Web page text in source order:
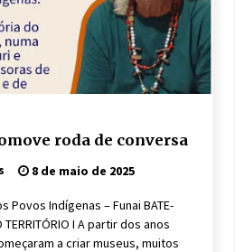
roda de conversa
8 de maio de 2025
Povos Indígenas – Funai BATE-
TERRITÓRIO I A partir dos anos
a criar museus, muitos